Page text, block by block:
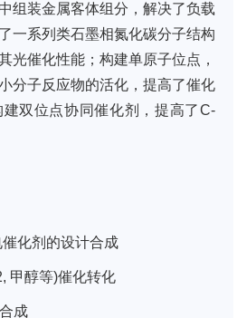
组装金属客体组分，解决了负载
一系列类石墨相氮化碳分子结构
光催化性能；构建单原子位点，
分子反应物的活化，提高了催化
双位点协同催化剂，提高了C-
化剂的设计合成
甲醇等)催化转化
成